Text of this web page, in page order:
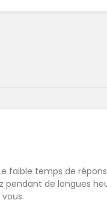
faible temps de
de longues